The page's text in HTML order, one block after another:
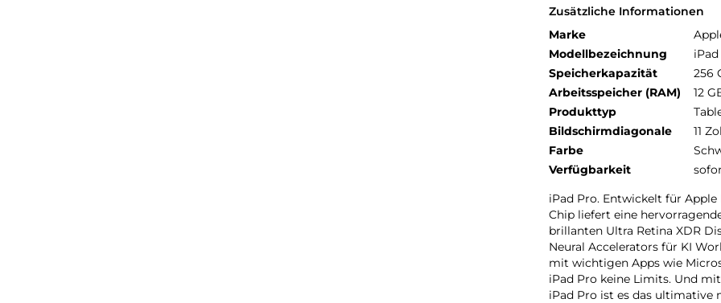
Zusätzliche Informationen
Marke
Modellbezeichnung
iPad
Speicherkapazität
256
Arbeitsspeicher (RAM)
12
Produkttyp
Bildschirmdiagonale
11
Farbe
Verfügbarkeit
iPad Pro. Entwickelt für
Chip liefert eine
brillanten Ultra Retina XDR
Neural Accelerators für KI
mit wichtigen Apps wie
iPad Pro keine Limits. Und
iPad Pro ist es das ultimative